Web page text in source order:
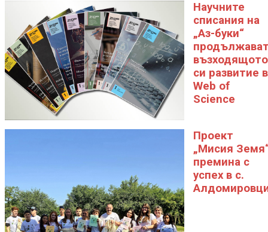
Научните
списания на
„Аз-буки“
възходящото
си развитие в
Web of
Science
Проект
„Мисия
премина с
успех в с.